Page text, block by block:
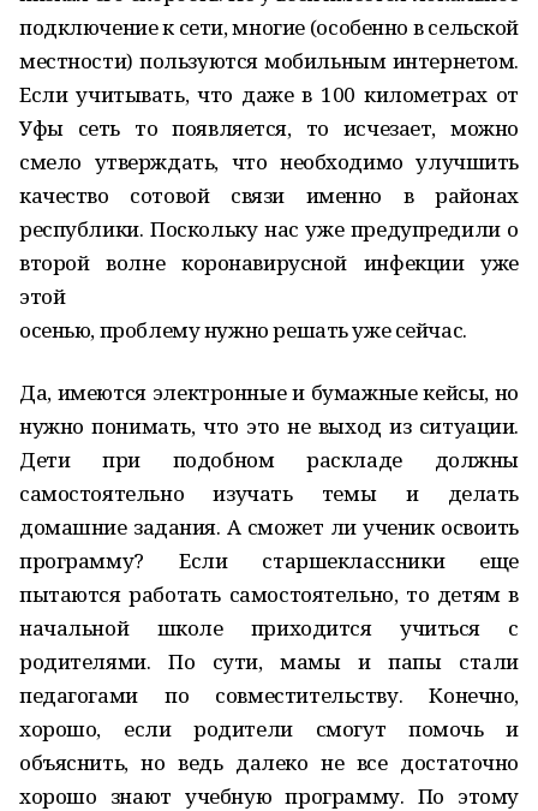
подключение к сети, многие (особенно в сельской
местности) пользуются мобильным интернетом.
Если учитывать, что даже в 100 километрах от
Уфы сеть то появляется, то исчезает, можно
смело утверждать, что необходимо улучшить
качество сотовой связи именно в районах
республики. Поскольку нас уже предупредили о
второй волне коронавирусной инфекции уже
этой
осенью, проблему нужно решать уже сейчас.
Да, имеются электронные и бумажные кейсы, но
нужно понимать, что это не выход из ситуации.
Дети при подобном раскладе должны
самостоятельно изучать темы и делать
домашние задания. А сможет ли ученик освоить
программу? Если старшеклассники еще
пытаются работать самостоятельно, то детям в
начальной школе приходится учиться с
родителями. По сути, мамы и папы стали
педагогами по совместительству. Конечно,
хорошо, если родители смогут помочь и
объяснить, но ведь далеко не все достаточно
хорошо знают учебную программу. По этому